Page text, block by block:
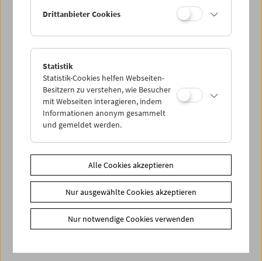
< zurück zur Übersicht
News
News Archiv
Fotos unserer Gäste
Gästebuch
Trailer
Drittanbieter Cookies
Statistik
Statistik-Cookies helfen Webseiten-
Besitzern zu verstehen, wie Besucher
mit Webseiten interagieren, indem
Informationen anonym gesammelt
und gemeldet werden.
Alle Cookies akzeptieren
Nur ausgewählte Cookies akzeptieren
Nur notwendige Cookies verwenden